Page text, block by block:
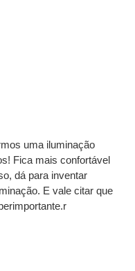
uma iluminação
Fica mais confortável
dá para inventar
E vale citar que